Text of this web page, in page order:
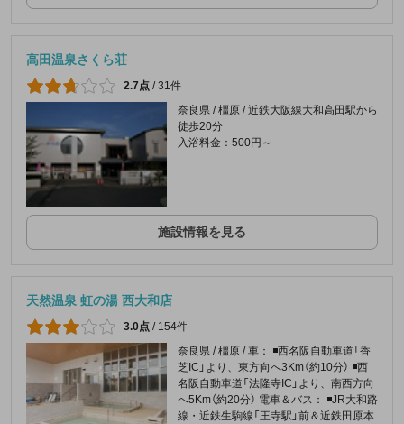
高田温泉さくら荘
2.7点 /31件
奈良県 / 橿原 / 近鉄大阪線大和高田駅から
徒歩20分
入浴料金：500円～
施設情報を見る
天然温泉 虹の湯 西大和店
3.0点 / 154件
奈良県 / 橿原 / 車： ◾️西名阪自動車道「香
芝IC」より、東方向へ3Km（約10分） ◾️西
名阪自動車道「法隆寺IC」より、南西方向
へ5Km（約20分） 電車＆バス： ◾️JR大和路
線・近鉄生駒線「王寺駅」前＆近鉄田原本